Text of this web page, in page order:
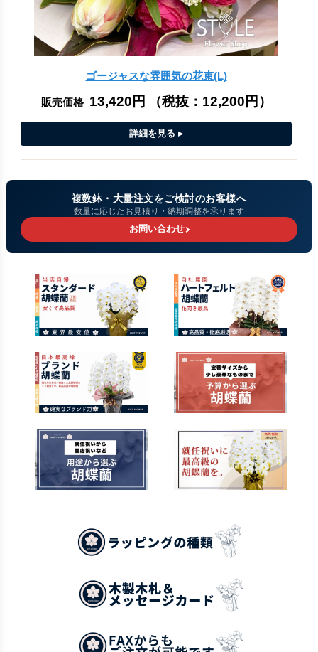
ゴージャスな雰囲気の花束(L)
販売価格 13,420円 （税抜： 12,200円 ）
複数鉢・大量注文をご検討のお客様へ
数量に応じたお見積り・納期調整を承ります
お問い合わせ